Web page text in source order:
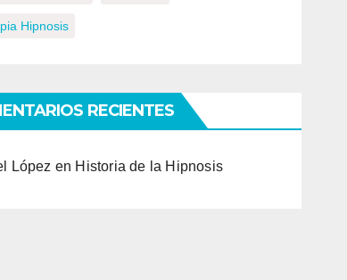
Hipnosis
RECIENTES
López en Historia de la Hipnosis